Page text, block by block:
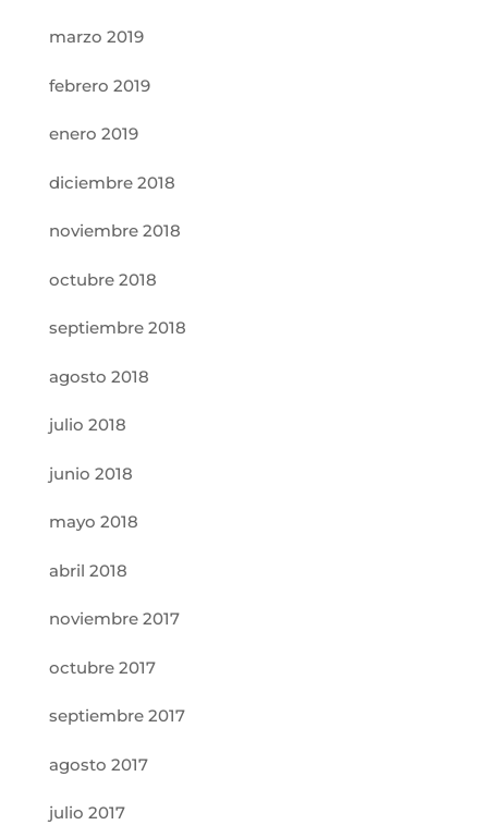
marzo 2019
febrero 2019
enero 2019
diciembre 2018
noviembre 2018
octubre 2018
septiembre 2018
agosto 2018
julio 2018
junio 2018
mayo 2018
abril 2018
noviembre 2017
octubre 2017
septiembre 2017
agosto 2017
julio 2017